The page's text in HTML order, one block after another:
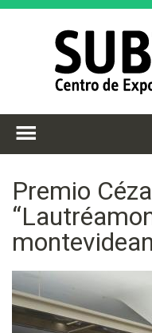
Premio